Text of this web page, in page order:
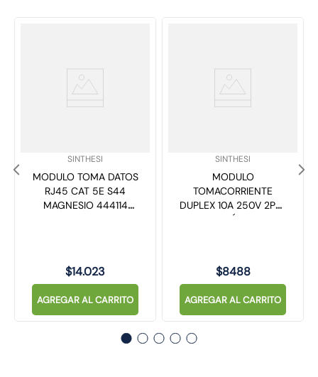
SINTHESI
MODULO TOMA DATOS
RJ45 CAT 5E S44
MAGNESIO 444114
$14.023
AGREGAR AL CARRITO
SINTHESI
MODULO
TOMACORRIENTE
DUPLEX 10A 250V 2P+T
S44 CARBÓN 443410
$8488
AGREGAR AL CARRITO